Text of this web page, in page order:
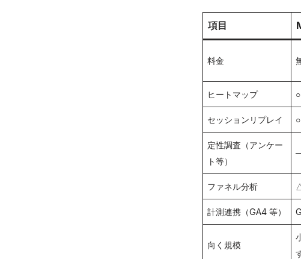
項目
料金
ヒートマップ ○
セッションリプレイ ○
定性調査（アンケー
ト等）
ファネル分析
計測連携（GA4 等）
向く規模